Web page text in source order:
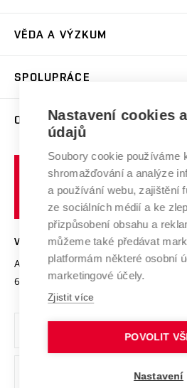
Sport na VUT
Dny otevřených dveří
Celoživotní vzdělávání
E-přihláška
Harmonogram akademického roku
Závěrečné práce
Doktorské studium
Zpracování osobních údajů studentů
Sociální bezpečí
Studium bez bariér
Podpora podnikání
VĚDA A VÝZKUM
Mezinárodní vědecká rada
Systém zajišťování kvality výzkumu
Výzkumné infrastruktury
Transfer znalostí
Open Science
Projekty
Projekty ze strukturálních fondů
Specifický výzkum
SPOLUPRÁCE
Firemní spolupráce
Zahraniční spolupráce
Spolupráce se školami
Mezinárodní dohody
Univerzitní sítě
O UNIVERZITĚ
Profil univerzity
Udržitelná univerzita
Podnikavá univerzita / ContriBUTe
Bezpečná univerzita
Vyznamenání
Organizační struktura
Ochrana osobních údajů
odkaz)
VYSOKÉ UČENÍ TECHNICKÉ V BRNĚ
Antonínská 548/1
602 00 Brno
www.vut.cz
vut@vutbr.cz
Nastavení cookies
údajů
Soubory cookie používáme
shromažďování a analýze
a používání webu, zajištění
ze sociálních médií a ke
přizpůsobení obsahu a
můžeme také předávat
platformám některé osobní
marketingové účely.
Zjistit více
POVOLIT
Nastavení